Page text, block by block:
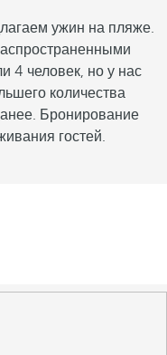
ужин на пляже.
4 человек, но у нас
количества
Бронирование
гостей.